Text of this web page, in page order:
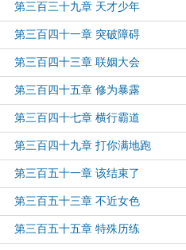
第三百三十九章 天才少年
第三百四十一章 突破障碍
第三百四十三章 联姻大会
第三百四十五章 修为暴露
第三百四十七章 横行霸道
第三百四十九章 打你满地跑
第三百五十一章 该结束了
第三百五十三章 不近女色
第三百五十五章 特殊历练